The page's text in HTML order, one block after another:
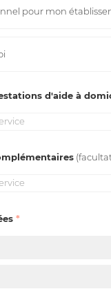
pour mon
d'aide à